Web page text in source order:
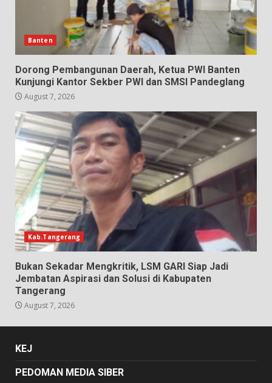
Banten
Dorong Pembangunan Daerah, Ketua PWI Banten
Kunjungi Kantor Sekber PWI dan SMSI Pandeglang
August 7, 2026
Kab.Tangerang
Bukan Sekadar Mengkritik, LSM GARI Siap Jadi
Jembatan Aspirasi dan Solusi di Kabupaten
Tangerang
August 7, 2026
KEJ
PEDOMAN MEDIA SIBER